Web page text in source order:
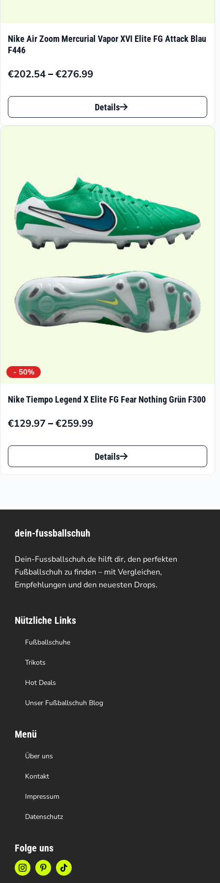
Nike Air Zoom Mercurial Vapor XVI Elite FG Attack Blau
F446
€202.54–€276.99
Preisspanne:
€202.54
€276.99
Dieses
Produkt
auf.
Die
Optionen
können
Produktseite
gewählt
werden
Details
- 50%
Nike Tiempo Legend X Elite FG Fear Nothing Grün F300
€129.97 –€259.99
Preisspanne:
€129.97
€259.99
Dieses
Produkt
auf.
Die
Optionen
können
der
Produktseite
gewählt
werden
Details
dein-fussballschuh
Dein-Fussballschuh.de hilft dir, den perfekten
Fußballschuh zu finden – mit Vergleichen,
Empfehlungen und den neuesten Drops.
Nützliche Links
Fußballschuhe
Trikots
Hot Deals
Unser Fußballschuh Blog
Menü
Über uns
Kontakt
Impressum
Datenschutz
Folge uns